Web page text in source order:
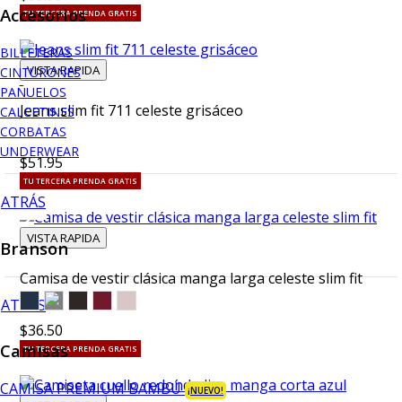
Accesorios
BILLETERAS
CINTURONES
PAÑUELOS
CALCETINES
CORBATAS
UNDERWEAR
ATRÁS
Branson
ATRÁS
Camisas
CAMISA PREMIUM BAMBÚ ¡NUEVO!
TU TERCERA PRENDA GRATIS
VISTA RAPIDA
Jeans slim fit 711 celeste grisáceo
$51.95
TU TERCERA PRENDA GRATIS
VISTA RAPIDA
Camisa de vestir clásica manga larga celeste slim fit
$36.50
TU TERCERA PRENDA GRATIS